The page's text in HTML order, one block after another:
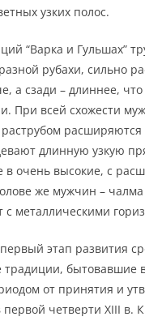
узких полос.
“Варка и Гульшах”
рубахи, сильно
а сзади – длиннее,
При всей схожести
длинную узкую
очень высокие, с
же мужчин –
металлическими
этап развития
бытовавшие
от принятия и
четверти XIII в.